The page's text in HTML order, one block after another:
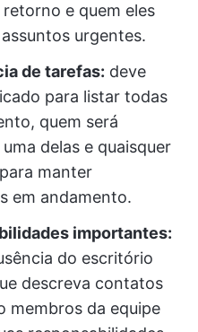
e quem eles
urgentes.
de tarefas: deve
para listar todas
quem será
delas e quaisquer
manter
em andamento.
importantes:
do escritório
descreva contatos
membros da equipe